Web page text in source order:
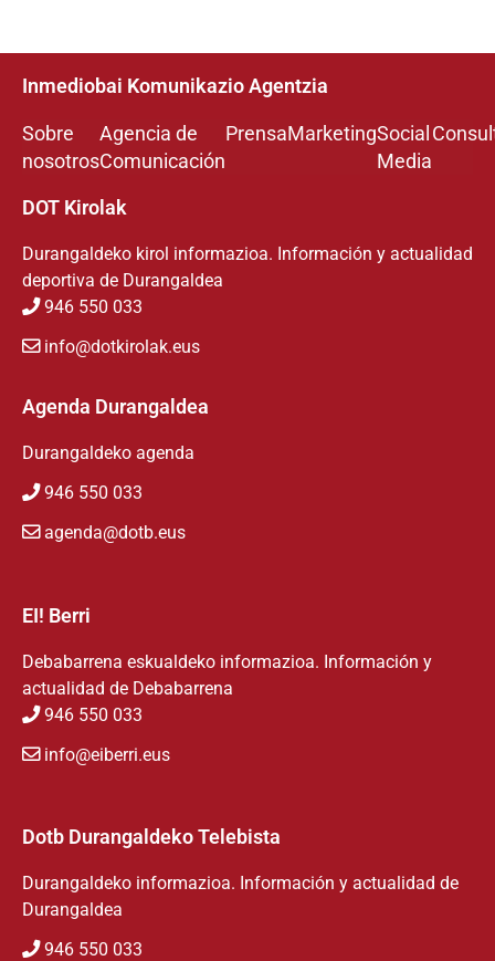
Inmediobai Komunikazio Agentzia
Sobre
nosotros
Agencia de
Comunicación
PrensaMarketingSocial
Media
DOT Kirolak
Durangaldeko kirol informazioa. Información y actualidad
deportiva de Durangaldea
946 550 033
info@dotkirolak.eus
Agenda Durangaldea
Durangaldeko agenda
946 550 033
agenda@dotb.eus
EI! Berri
Debabarrena eskualdeko informazioa. Información y
actualidad de Debabarrena
946 550 033
info@eiberri.eus
Dotb Durangaldeko Telebista
Durangaldeko informazioa. Información y actualidad de
Durangaldea
946 550 033